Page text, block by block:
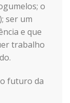
o
ser um
e que
trabalho
futuro da